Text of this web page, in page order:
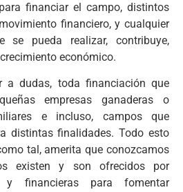
financiar el campo, distintos
financiero, y cualquier
se pueda realizar, contribuye,
económico.
a dudas, toda financiación que
empresas ganaderas o
e incluso, campos que
distintas finalidades. Todo esto
tal, amerita que conozcamos
existen y son ofrecidos por
y financieras para fomentar